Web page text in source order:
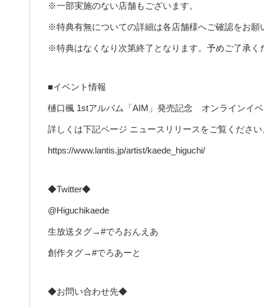
※一部実施のない店舗もございます。
※特典有無についての詳細は各店舗様へご確認をお願
※特典はなくなり次第終了となります。予めご了承く
■イベント情報
樋口楓 1stアルバム「AIM」発売記念 オンラインイ
詳しくは下記ページ ニュースリリースをご覧ください
https://www.lantis.jp/artist/kaede_higuchi/
◆Twitter◆
@Higuchikaede
生放送タグ→#でろおんえあ
創作タグ→#でろあーと
◆お問い合わせ先◆